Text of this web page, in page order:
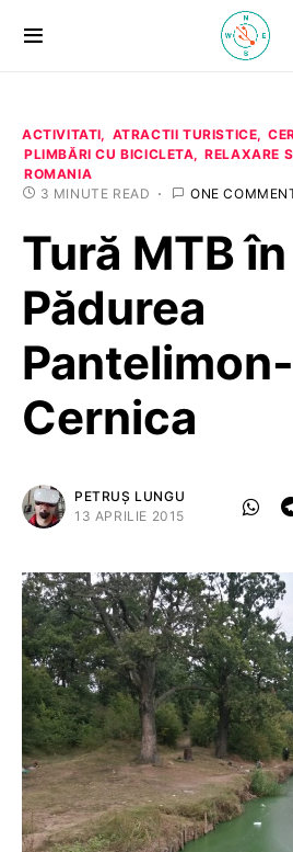
ACTIVITATI ATRACTII TURISTICE
PLIMBĂRI CU BICICLETA
RELAXARE
ROMANIA
3 MINUTE READ
ONE
Tură MTB în
Pădurea
Pantelimon-
Cernica
PETRUȘ LUNGU
13 APRILIE 2015